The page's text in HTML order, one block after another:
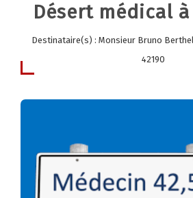
Désert médical
Destinataire(s) : Monsieur Bruno
42190